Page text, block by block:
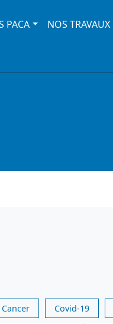
PACA NOS TRAVAUX
Cancer Covid-19